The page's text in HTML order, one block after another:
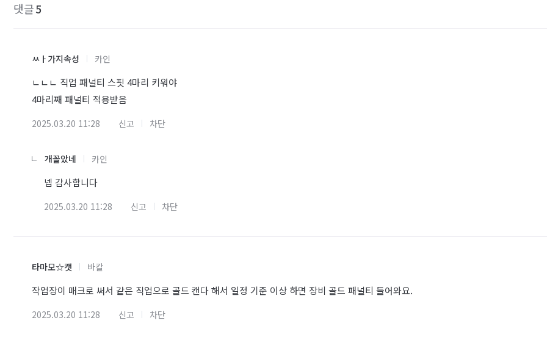
댓글5
ㅆㅏ가지속성 카인
ㄴㄴㄴ 직업 패널티 스핏 4마리 키워야
4마리째 패널티 적용받음
2025.03.20 11:28 신고 차단
개꼴았네 카인
넵 감사합니다
2025.03.20 11:28 신고 차단
타마모☆캣 바칼
작업장이 매크로 써서 같은 직업으로 골드 캔다 해서 일정 기준 이상 하면 장비 골드 패널티 들어와요.
2025.03.20 11:28 신고 차단